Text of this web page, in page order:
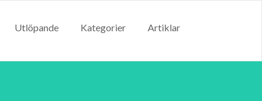
Utlöpande Kategorier Artiklar